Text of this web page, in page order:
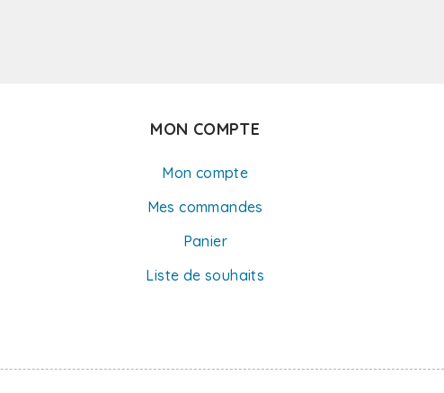
MON COMPTE
Mon compte
Mes commandes
Panier
Liste de souhaits